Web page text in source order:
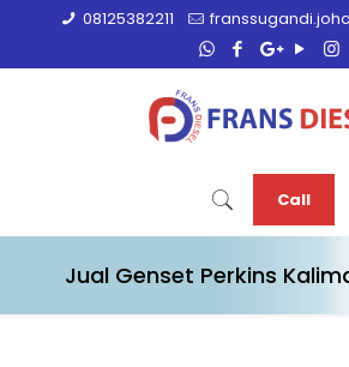
08125382211
Call
Jual Genset Perkins